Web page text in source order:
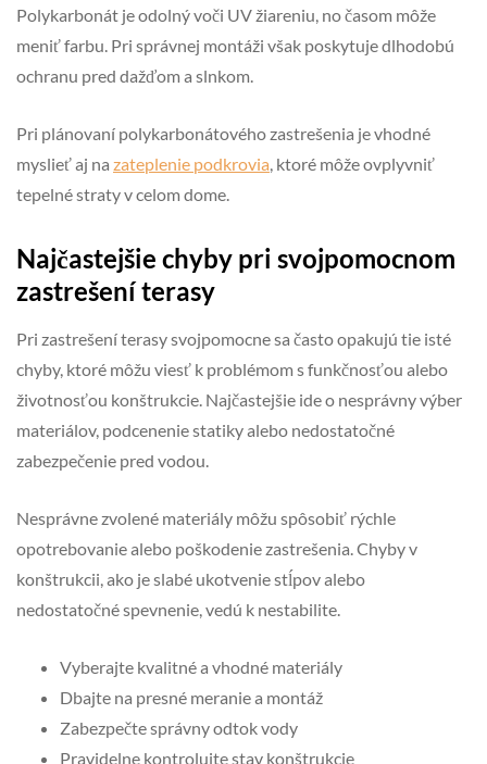
Polykarbonát je odolný voči UV žiareniu, no časom môže
meniť farbu. Pri správnej montáži však poskytuje dlhodobú
ochranu pred dažďom a slnkom.
Pri plánovaní polykarbonátového zastrešenia je vhodné
myslieť aj na zateplenie podkrovia, ktoré môže ovplyvniť
tepelné straty v celom dome.
Najčastejšie chyby pri svojpomocnom
zastrešení terasy
Pri zastrešení terasy svojpomocne sa často opakujú tie isté
chyby, ktoré môžu viesť k problémom s funkčnosťou alebo
životnosťou konštrukcie. Najčastejšie ide o nesprávny výber
materiálov, podcenenie statiky alebo nedostatočné
zabezpečenie pred vodou.
Nesprávne zvolené materiály môžu spôsobiť rýchle
opotrebovanie alebo poškodenie zastrešenia. Chyby v
konštrukcii, ako je slabé ukotvenie stĺpov alebo
nedostatočné spevnenie, vedú k nestabilite.
Vyberajte kvalitné a vhodné materiály
Dbajte na presné meranie a montáž
Zabezpečte správny odtok vody
Pravidelne kontrolujte stav konštrukcie